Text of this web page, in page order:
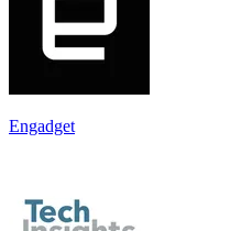
Engadget